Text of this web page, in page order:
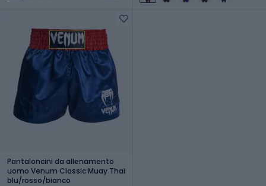
Pantaloncini da allenamento
uomo Venum Classic Muay Thai
blu/rosso/bianco